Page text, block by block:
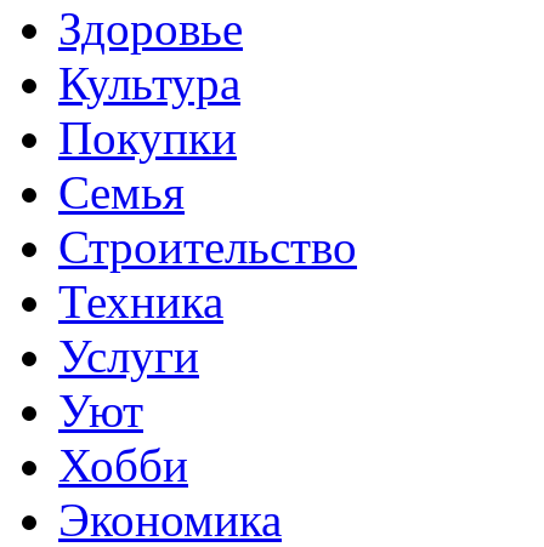
Здоровье
Культура
Покупки
Семья
Строительство
Техника
Услуги
Уют
Хобби
Экономика